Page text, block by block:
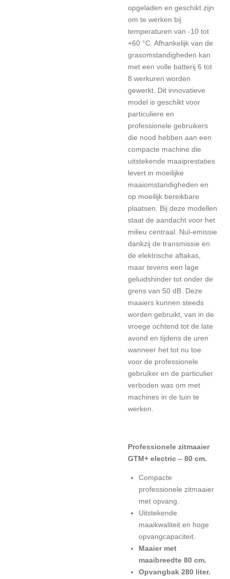
opgeladen en geschikt zijn
om te werken bij
temperaturen van -10 tot
+60 °C. Afhankelijk van de
grasomstandigheden kan
met een volle batterij 6 tot
8 werkuren worden
gewerkt. Dit innovatieve
model is geschikt voor
particuliere en
professionele gebruikers
die nood hebben aan een
compacte machine die
uitstekende maaiprestaties
levert in moeilijke
maaiomstandigheden en
op moeilijk bereikbare
plaatsen. Bij deze modellen
staat de aandacht voor het
milieu centraal. Nul-emissie
dankzij de transmissie en
de elektrische aftakas,
maar tevens een lage
geluidshinder tot onder de
grens van 50 dB. Deze
maaiers kunnen steeds
worden gebruikt, van in de
vroege ochtend tot de late
avond en tijdens de uren
wanneer het tot nu toe
voor de professionele
gebruiker en de particulier
verboden was om met
machines in de tuin te
werken.
Professionele zitmaaier
GTM+ electric – 80 cm.
Compacte
professionele zitmaaier
met opvang.
Uitstekende
maaikwaliteit en hoge
opvangcapaciteit.
Maaier met
maaibreedte 80 cm.
Opvangbak 280 liter.